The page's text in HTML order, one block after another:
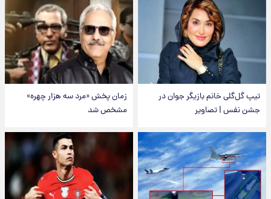
تیپ گل‌گلی خانم بازیگر جوان در
جشن نفس | تصاویر
زمان پخش «مرد سه هزار چهره»
مشخص شد